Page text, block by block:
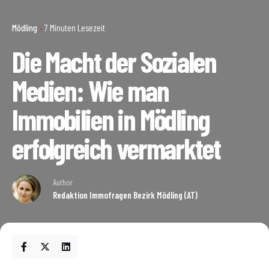
Mödling 7 Minuten Lesezeit
Die Macht der Sozialen
Medien: Wie man
Immobilien in Mödling
erfolgreich vermarktet
Author
Redaktion Immofragen Bezirk Mödling (AT)